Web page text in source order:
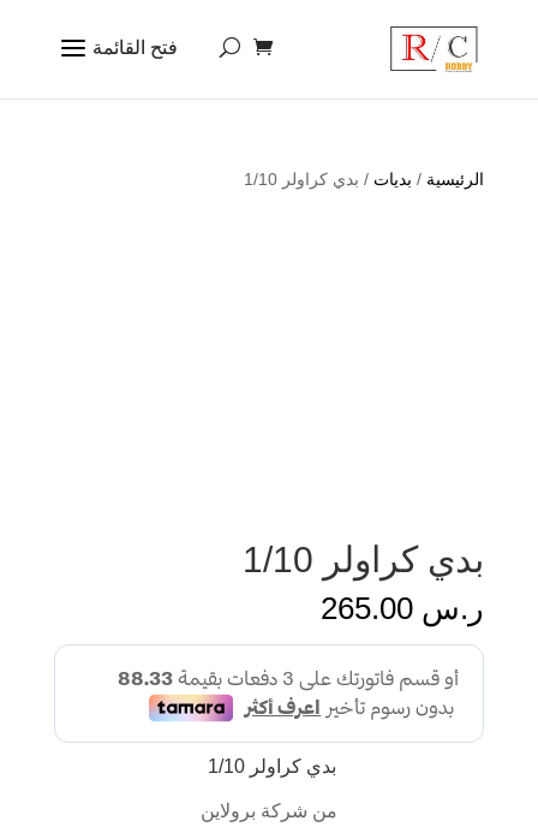
الرئيسية / بديات / بدي كراولر 1/10
بدي كراولر 1/10
ر.س
بدي كراولر 1/10
من شركة برولاين